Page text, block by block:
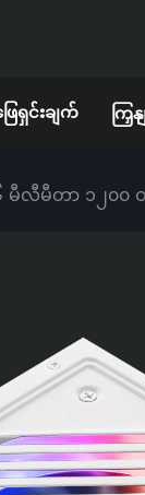
ေရှင်းချက် ကြှ
မီတာ ၁၂၀၀ ဝပ်